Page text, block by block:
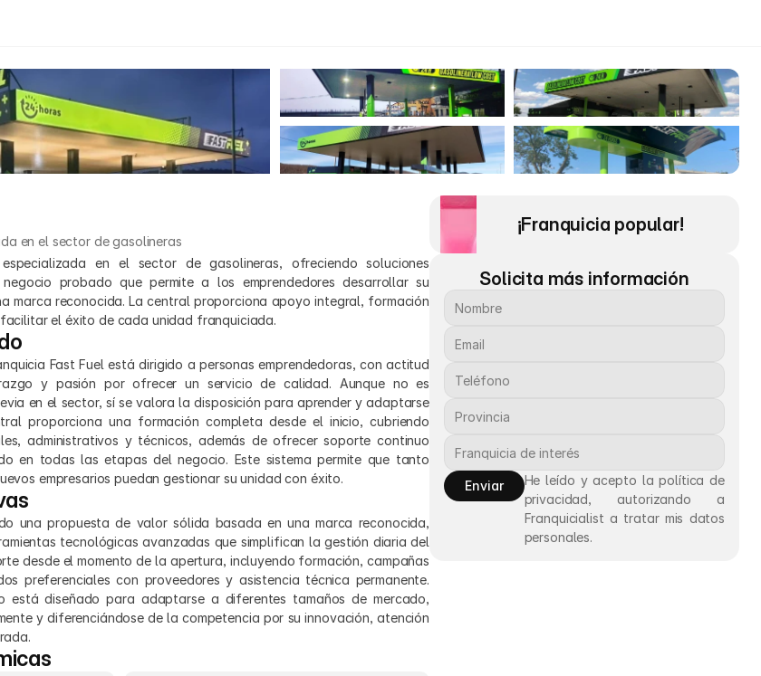
en el sector de gasolineras
en el sector de gasolineras, ofreciendo soluciones
probado que permite a los emprendedores desarrollar su
marca reconocida. La central proporciona apoyo integral, formación
el éxito de cada unidad franquiciada.
Fast Fuel está dirigido a personas emprendedoras, con actitud
y pasión por ofrecer un servicio de calidad. Aunque no es
en el sector, sí se valora la disposición para aprender y adaptarse
proporciona una formación completa desde el inicio, cubriendo
administrativos y técnicos, además de ofrecer soporte continuo
en todas las etapas del negocio. Este sistema permite que tanto
empresarios puedan gestionar su unidad con éxito.
una propuesta de valor sólida basada en una marca reconocida,
tecnológicas avanzadas que simplifican la gestión diaria del
desde el momento de la apertura, incluyendo formación, campañas
preferenciales con proveedores y asistencia técnica permanente.
está diseñado para adaptarse a diferentes tamaños de mercado,
y diferenciándose de la competencia por su innovación, atención
¡Franquicia popular!
Solicita más información
Enviar
He leído y acepto la política de
privacidad, autorizando a
Franquicialist a tratar mis datos
personales.